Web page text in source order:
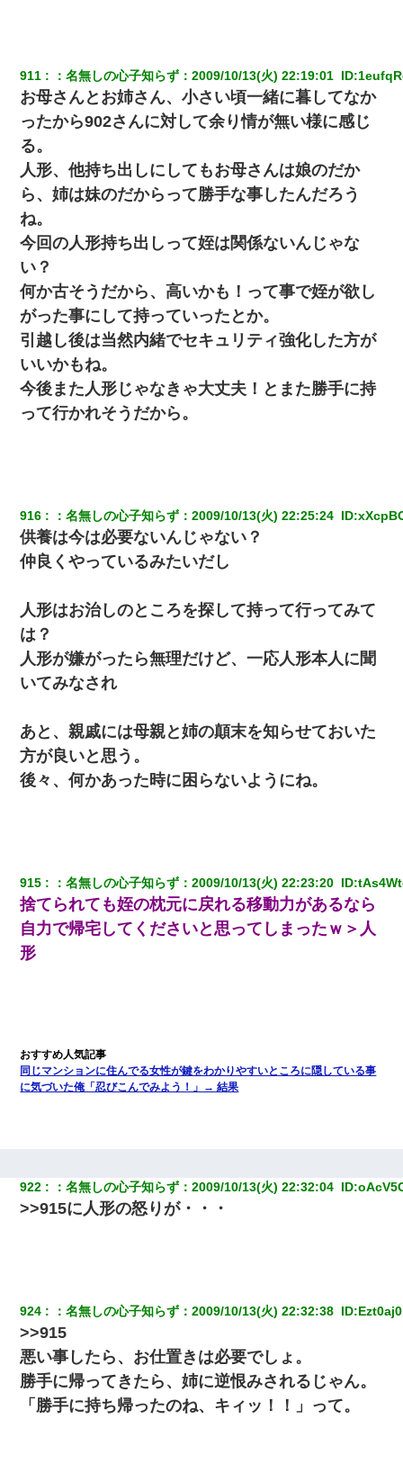
911 ：名無しの心子知らず ：2009/10/13(火) 22:19:01 ID:
お母さんとお姉さん、小さい頃一緒に暮してなか
ったから902さんに対して余り情が無い様に感じ
る。
人形、他持ち出しにしてもお母さんは娘のだか
ら、姉は妹のだからって勝手な事したんだろう
ね。
今回の人形持ち出しって姪は関係ないんじゃな
い？
何か古そうだから、高いかも！って事で姪が欲し
がった事にして持っていったとか。
引越し後は当然内緒でセキュリティ強化した方が
いいかもね。
今後また人形じゃなきゃ大丈夫！とまた勝手に持
って行かれそうだから。
916 ：名無しの心子知らず ：2009/10/13(火) 22:25:24 ID:
供養は今は必要ないんじゃない？
仲良くやっているみたいだし
人形はお治しのところを探して持って行ってみて
は？
人形が嫌がったら無理だけど、一応人形本人に聞
いてみなされ
あと、親戚には母親と姉の顛末を知らせておいた
方が良いと思う。
後々、何かあった時に困らないようにね。
915 ：名無しの心子知らず ：2009/10/13(火) 22:23:20 ID:
捨てられても姪の枕元に戻れる移動力があるなら
自力で帰宅してくださいと思ってしまったｗ＞人
形
同じマンションに住んでる女性が鍵をわかりやすいところに隠している事
に気づいた俺「忍びこんでみよう！」→ 結果
922 ：名無しの心子知らず ：2009/10/13(火) 22:32:04 ID:
>>915に人形の怒りが・・・
924 ：名無しの心子知らず ：2009/10/13(火) 22:32:38 ID:
>>915
悪い事したら、お仕置きは必要でしょ。
勝手に帰ってきたら、姉に逆恨みされるじゃん。
「勝手に持ち帰ったのね、キィッ！！」って。